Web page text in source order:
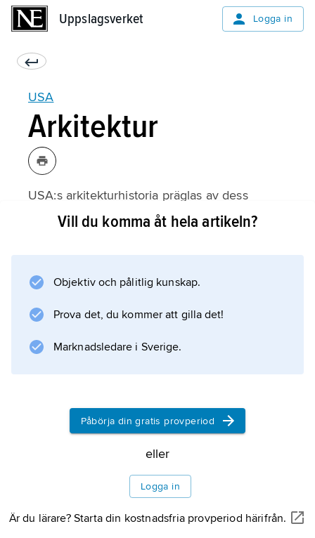
Uppslagsverket Logga in
USA
Arkitektur
USA:s arkitekturhistoria präglas av dess
invandrare. På 1600-talet kom de första
kolonialstil
). De spanska missionärerna kom till Texas,
missionsstationer i adobe, det vill säga sol-
Information om artikeln
Vill du komma åt hela artikeln?
Objektiv och pålitlig kunskap.
Prova det, du kommer att gilla det!
Marknadsledare i Sverige.
Påbörja din gratis provperiod
eller
Logga in
Är du lärare? Starta din kostnadsfria provperiod härifrån.